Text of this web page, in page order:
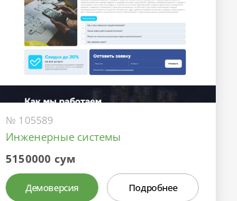
№ 105589
Инженерные системы
5150000 сум
Демоверсия Подробнее